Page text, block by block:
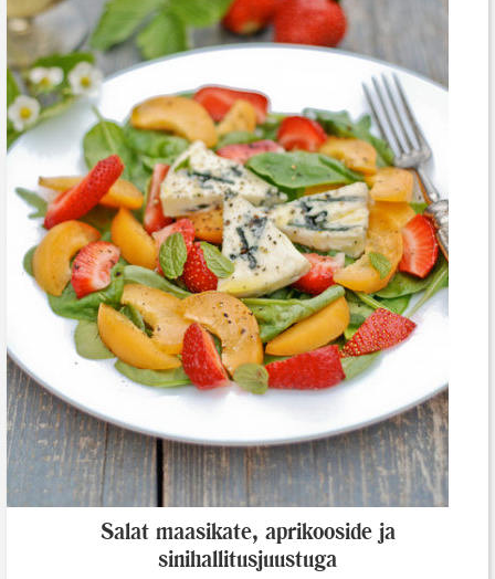
Salat maasikate, aprikooside ja
sinihallitusjuustuga